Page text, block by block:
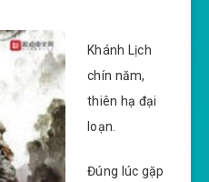
Khánh Lịch
chín năm,
thiên hạ đại
loạn.
Đúng lúc gặp